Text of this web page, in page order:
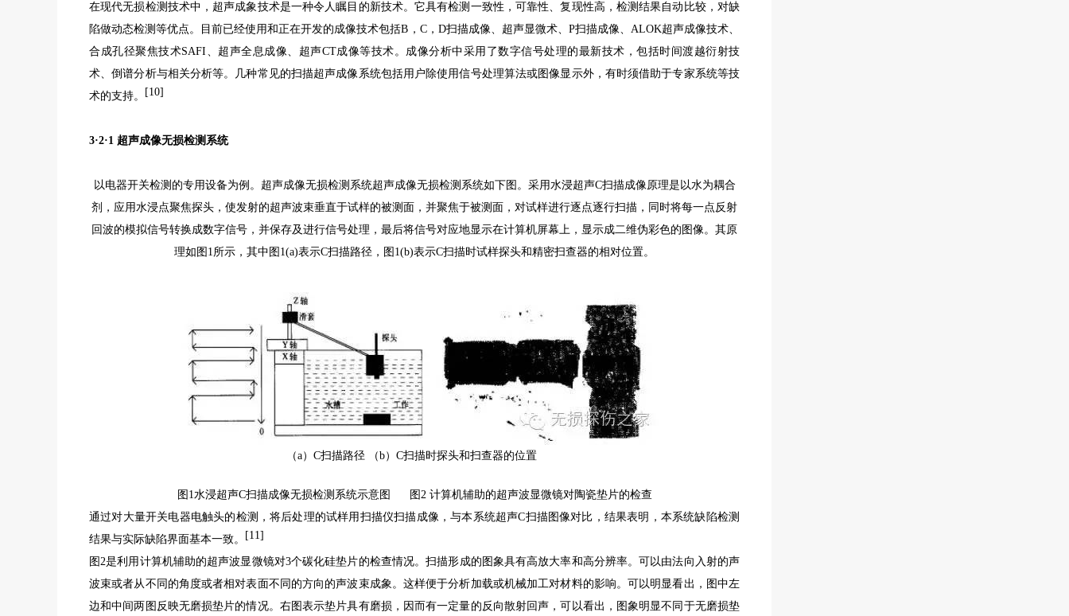
在现代无损检测技术中，超声成象技术是一种令人瞩目的新技术。它具有检测一致性，可靠性、复现性高，检测结果自动比较，对缺
陷做动态检测等优点。目前已经使用和正在开发的成像技术包括B，C，D扫描成像、超声显微术、P扫描成像、ALOK超声成像技术、
合成孔径聚焦技术SAFI、超声全息成像、超声CT成像等技术。成像分析中采用了数字信号处理的最新技术，包括时间渡越衍射技
术、倒谱分析与相关分析等。几种常见的扫描超声成像系统包括用户除使用信号处理算法或图像显示外，有时须借助于专家系统等技
术的支持。
[10]
3·2·1 超声成像无损检测系统
以电器开关检测的专用设备为例。超声成像无损检测系统超声成像无损检测系统如下图。采用水浸超声C扫描成像原理是以水为耦合
剂，应用水浸点聚焦探头，使发射的超声波束垂直于试样的被测面，并聚焦于被测面，对试样进行逐点逐行扫描，同时将每一点反射
回波的模拟信号转换成数字信号，并保存及进行信号处理，最后将信号对应地显示在计算机屏幕上，显示成二维伪彩色的图像。其原
理如图1所示，其中图1(a)表示C扫描路径，图1(b)表示C扫描时试样探头和精密扫查器的相对位置。
（a）C扫描路径 （b）C扫描时探头和扫查器的位置
图1水浸超声C扫描成像无损检测系统示意图 图2 计算机辅助的超声波显微镜对陶瓷垫片的检查
通过对大量开关电器电触头的检测，将后处理的试样用扫描仪扫描成像，与本系统超声C扫描图像对比，结果表明，本系统缺陷检测
结果与实际缺陷界面基本一致。
[11]
图2是利用计算机辅助的超声波显微镜对3个碳化硅垫片的检查情况。扫描形成的图象具有高放大率和高分辨率。可以由法向入射的声
波束或者从不同的角度或者相对表面不同的方向的声波束成象。这样便于分析加载或机械加工对材料的影响。可以明显看出，图中左
边和中间两图反映无磨损垫片的情况。右图表示垫片具有磨损，因而有一定量的反向散射回声，可以看出，图象明显不同于无磨损垫